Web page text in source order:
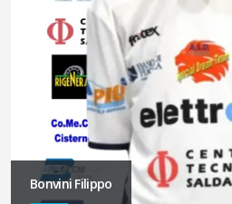
Bonvini Filippo